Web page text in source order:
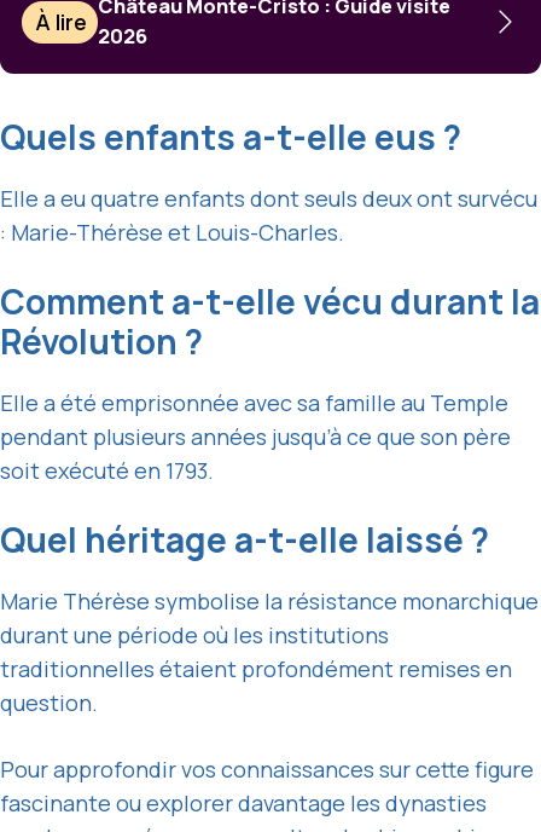
À lire
Château Monte-Cristo : Guide visite
2026
Quels enfants a-t-elle eus ?
Elle a eu quatre enfants dont seuls deux ont survécu
: Marie-Thérèse et Louis-Charles.
Comment a-t-elle vécu durant la
Révolution ?
Elle a été emprisonnée avec sa famille au Temple
pendant plusieurs années jusqu’à ce que son père
soit exécuté en 1793.
Quel héritage a-t-elle laissé ?
Marie Thérèse symbolise la résistance monarchique
durant une période où les institutions
traditionnelles étaient profondément remises en
question.
Pour approfondir vos connaissances sur cette figure
fascinante ou explorer davantage les dynasties